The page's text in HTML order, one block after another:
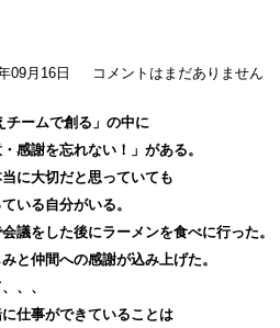
09月16日 コメントはまだありません
チームで創る」の中に
感謝を忘れない！」がある。
に大切だと思っていても
いる自分がいる。
議をした後にラーメンを食べに行った。
と仲間への感謝が込み上げた。
、、
仕事ができていることは